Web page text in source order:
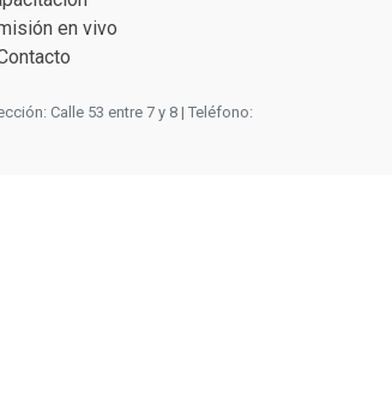
en vivo
Calle 53 entre 7 y 8 | Teléfono: